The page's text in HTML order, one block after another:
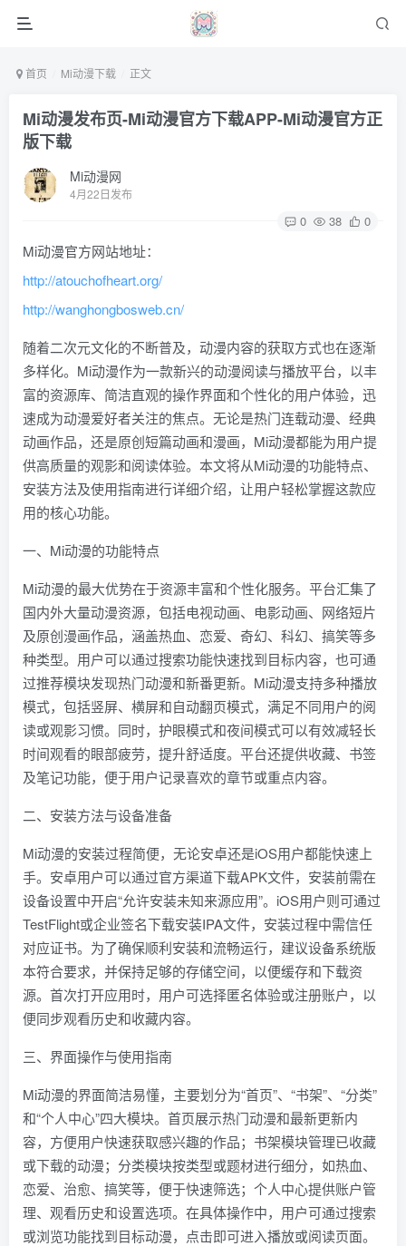
首页 Mi动漫下载 正文
Mi动漫发布页-Mi动漫官方下载APP-Mi动漫官方正
版下载
Mi动漫网
4月22日发布
0 38 0
Mi动漫官方网站地址：
http://atouchofheart.org/
http://wanghongbosweb.cn/
随着二次元文化的不断普及，动漫内容的获取方式也在逐渐
多样化。Mi动漫作为一款新兴的动漫阅读与播放平台，以丰
富的资源库、简洁直观的操作界面和个性化的用户体验，迅
速成为动漫爱好者关注的焦点。无论是热门连载动漫、经典
动画作品，还是原创短篇动画和漫画，Mi动漫都能为用户提
供高质量的观影和阅读体验。本文将从Mi动漫的功能特点、
安装方法及使用指南进行详细介绍，让用户轻松掌握这款应
用的核心功能。
一、Mi动漫的功能特点
Mi动漫的最大优势在于资源丰富和个性化服务。平台汇集了
国内外大量动漫资源，包括电视动画、电影动画、网络短片
及原创漫画作品，涵盖热血、恋爱、奇幻、科幻、搞笑等多
种类型。用户可以通过搜索功能快速找到目标内容，也可通
过推荐模块发现热门动漫和新番更新。Mi动漫支持多种播放
模式，包括竖屏、横屏和自动翻页模式，满足不同用户的阅
读或观影习惯。同时，护眼模式和夜间模式可以有效减轻长
时间观看的眼部疲劳，提升舒适度。平台还提供收藏、书签
及笔记功能，便于用户记录喜欢的章节或重点内容。
二、安装方法与设备准备
Mi动漫的安装过程简便，无论安卓还是iOS用户都能快速上
手。安卓用户可以通过官方渠道下载APK文件，安装前需在
设备设置中开启“允许安装未知来源应用”。iOS用户则可通过
TestFlight或企业签名下载安装IPA文件，安装过程中需信任
对应证书。为了确保顺利安装和流畅运行，建议设备系统版
本符合要求，并保持足够的存储空间，以便缓存和下载资
源。首次打开应用时，用户可选择匿名体验或注册账户，以
便同步观看历史和收藏内容。
三、界面操作与使用指南
Mi动漫的界面简洁易懂，主要划分为“首页”、“书架”、“分类”
和“个人中心”四大模块。首页展示热门动漫和最新更新内
容，方便用户快速获取感兴趣的作品；书架模块管理已收藏
或下载的动漫；分类模块按类型或题材进行细分，如热血、
恋爱、治愈、搞笑等，便于快速筛选；个人中心提供账户管
理、观看历史和设置选项。在具体操作中，用户可通过搜索
或浏览功能找到目标动漫，点击即可进入播放或阅读页面。